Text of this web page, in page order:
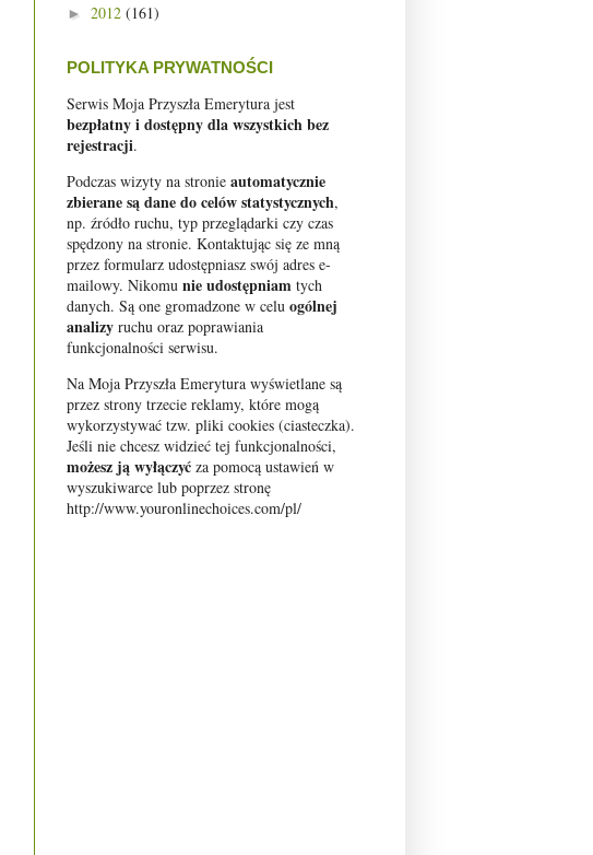
► 2012 (161)
POLITYKA PRYWATNOŚCI
Serwis Moja Przyszła Emerytura jest
bezpłatny i dostępny dla wszystkich bez
rejestracji.
Podczas wizyty na stronie automatycznie
zbierane są dane do celów statystycznych,
np. źródło ruchu, typ przeglądarki czy czas
spędzony na stronie. Kontaktując się ze mną
przez formularz udostępniasz swój adres e-
mailowy. Nikomu nie udostępniam tych
danych. Są one gromadzone w celu ogólnej
analizy ruchu oraz poprawiania
funkcjonalności serwisu.
Na Moja Przyszła Emerytura wyświetlane są
przez strony trzecie reklamy, które mogą
wykorzystywać tzw. pliki cookies (ciasteczka).
Jeśli nie chcesz widzieć tej funkcjonalności,
możesz ją wyłączyć za pomocą ustawień w
wyszukiwarce lub poprzez stronę
http://www.youronlinechoices.com/pl/